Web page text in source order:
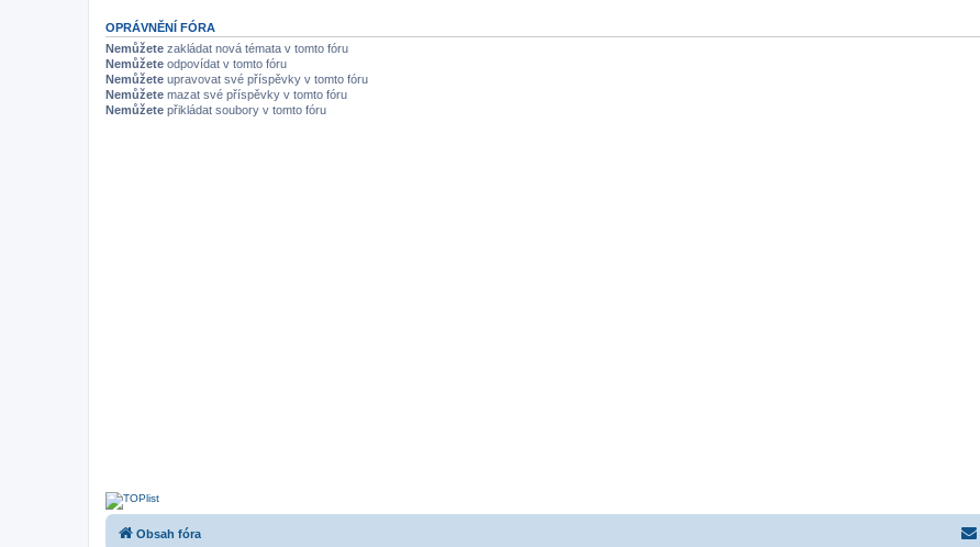
OPRÁVNĚNÍ FÓRA
Nemůžete zakládat nová témata v tomto fóru
Nemůžete odpovídat v tomto fóru
Nemůžete upravovat své příspěvky v tomto fóru
Nemůžete mazat své příspěvky v tomto fóru
Nemůžete přikládat soubory v tomto fóru
Obsah fóra